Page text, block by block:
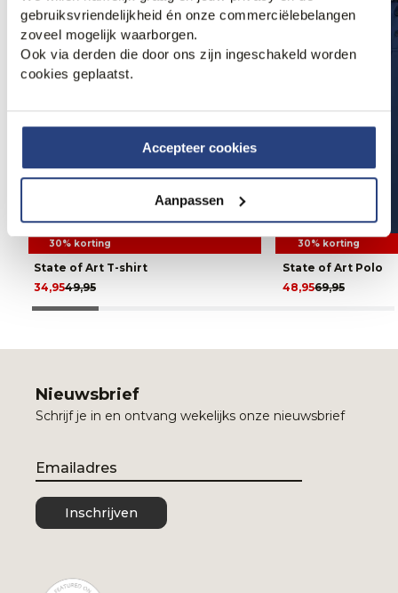
gebruiksvriendelijkheid én onze commerciëlebelangen
zoveel mogelijk waarborgen.
Ook via derden die door ons zijn ingeschakeld worden
cookies geplaatst.
Accepteer cookies
Aanpassen
30% korting
State of Art T-shirt
49,95
34,95
30% korting
State of Art Polo
69,95
48,95
Nieuwsbrief
Schrijf je in en ontvang wekelijks onze nieuwsbrief
Email
Inschrijven